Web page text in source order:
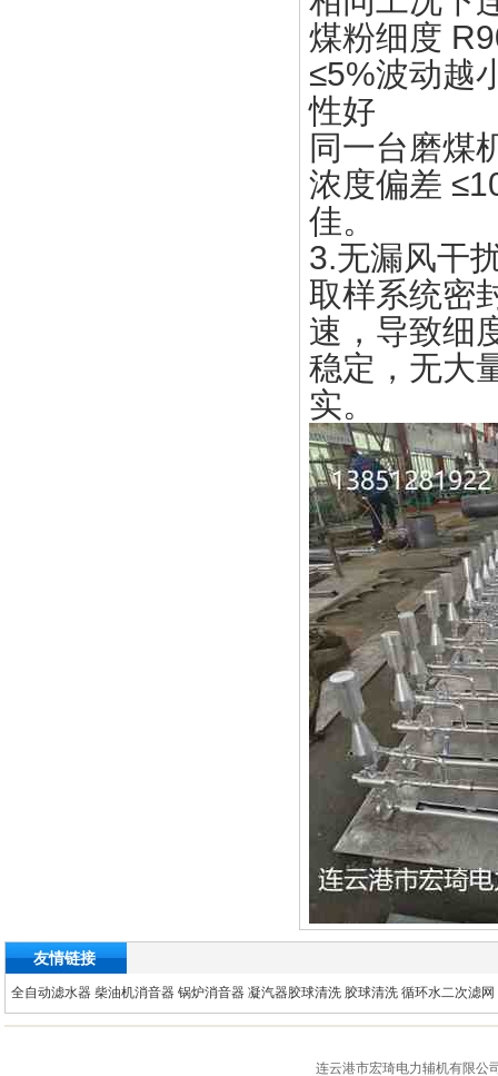
煤粉细度
≤5%波动越
性好
同一台磨煤
浓度偏差
佳。
3.无漏风干
取样系统密
速，导致细
稳定，无大
实。
友情链接
全自动滤水器 柴油机消音器 锅炉消音器 凝汽器胶球清洗 胶球清洗 循环水二次滤网
连云港市宏琦电力辅机有限公